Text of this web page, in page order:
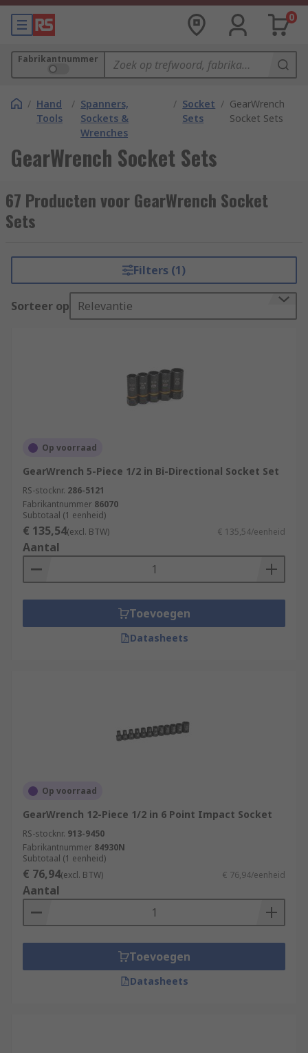
0
Fabrikantnummer
/ Hand
Tools
/ Spanners,
Sockets &
Wrenches
/ Socket
Sets
/ GearWrench
Socket Sets
GearWrench Socket Sets
67 Producten voor GearWrench Socket
Sets
Filters (1)
Sorteer op Relevantie
Op voorraad
GearWrench 5-Piece 1/2 in Bi-Directional Socket Set
RS-stocknr. 286-5121
Fabrikantnummer 86070
Subtotaal (1 eenheid)
€ 135,54(excl. BTW) € 135,54/eenheid
Aantal
Toevoegen
Datasheets
Op voorraad
GearWrench 12-Piece 1/2 in 6 Point Impact Socket
RS-stocknr. 913-9450
Fabrikantnummer 84930N
Subtotaal (1 eenheid)
€ 76,94(excl. BTW) € 76,94/eenheid
Aantal
Toevoegen
Datasheets